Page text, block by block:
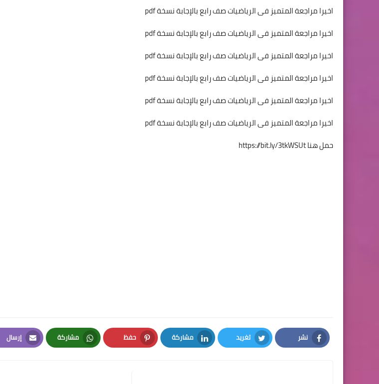
اخيرا مراجعة المتميز فى الرياضيات صف رابع بالإجابة نسخة pdf
اخيرا مراجعة المتميز فى الرياضيات صف رابع بالإجابة نسخة pdf
اخيرا مراجعة المتميز فى الرياضيات صف رابع بالإجابة نسخة pdf
اخيرا مراجعة المتميز فى الرياضيات صف رابع بالإجابة نسخة pdf
اخيرا مراجعة المتميز فى الرياضيات صف رابع بالإجابة نسخة pdf
اخيرا مراجعة المتميز فى الرياضيات صف رابع بالإجابة نسخة pdf
حمل هناhttps://bit.ly/3tkWSUt
نشر
Facebook
تغريد
Twitter
مشاركة
LinkedIn
حفظ
Pinterest
مشاركة
Whatsapp
إرسال
Email